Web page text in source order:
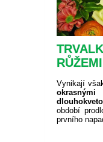
VYŠŠÍ
NIŽŠÍ
TUJE
KEŘE
RŮŽE
RANÉ
LETNÍ
TIPY
AKCE
SLEVA
RŮŽEMI
Vynikají
období
prvního